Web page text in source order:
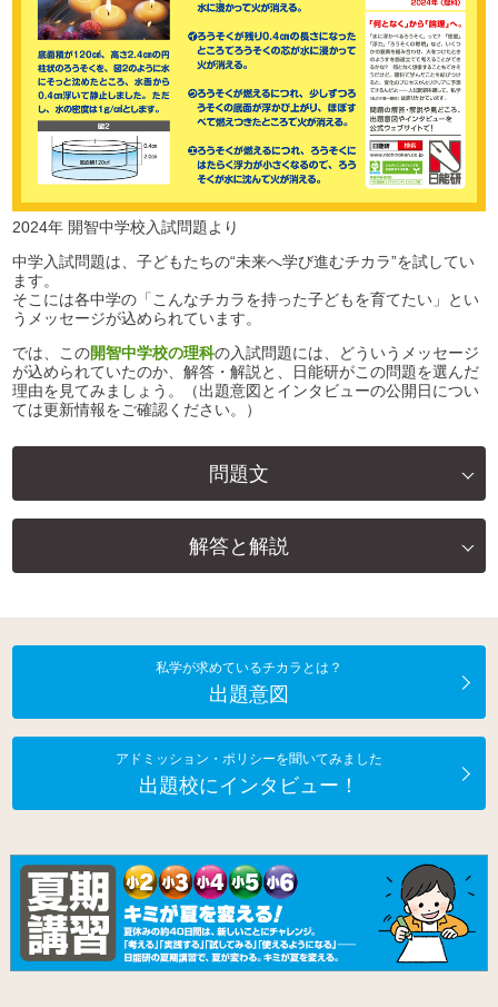
2024年 開智中学校入試問題より
中学入試問題は、子どもたちの“未来へ学び進むチカラ”を試してい
ます。
そこには各中学の「こんなチカラを持った子どもを育てたい」とい
うメッセージが込められています。
では、この開智中学校の理科の入試問題には、どういうメッセージ
が込められていたのか、解答・解説と、日能研がこの問題を選んだ
理由を見てみましょう。（出題意図とインタビューの公開日につい
ては更新情報をご確認ください。）
問題文
解答と解説
私学が求めているチカラとは？
出題意図
アドミッション・ポリシーを聞いてみました
出題校にインタビュー！